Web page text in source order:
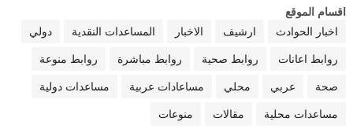
اقسام الموقع
اخبار الحوادث
ارشيف الاخبار المساعدات النقدية دولي
روابط اعانات روابط صحية روابط مباشرة روابط منوعة
صحة عربي محلي مساعادات عربية مساعدات دولية
مساعدات محلية مقالات منوعات